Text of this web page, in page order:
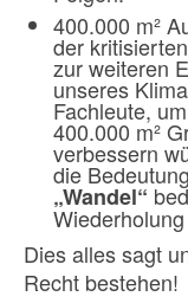
400.000 m²
der
zur weiteren
unseres
Fachleute,
400.000 m²
verbessern
die
„Wandel“
Dies alles sagt
Recht bestehen!